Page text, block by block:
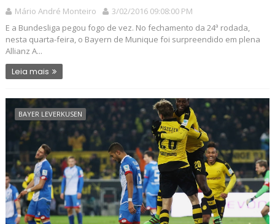
Mário André Monteiro
3/02/2016 09:08:00 PM
E a Bundesliga pegou fogo de vez. No fechamento da 24ª rodada,
nesta quarta-feira, o Bayern de Munique foi surpreendido em plena
Allianz A...
Leia mais
BAYER LEVERKUSEN